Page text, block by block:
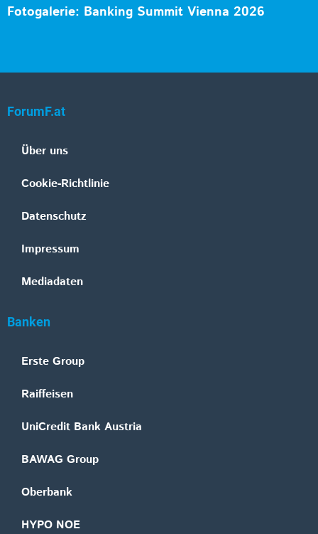
Fotogalerie: Banking Summit Vienna 2026
ForumF.at
Über uns
Cookie-Richtlinie
Datenschutz
Impressum
Mediadaten
Banken
Erste Group
Raiffeisen
UniCredit Bank Austria
BAWAG Group
Oberbank
HYPO NOE